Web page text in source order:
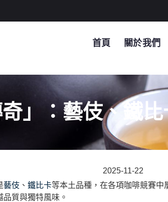
首頁 關於我們
」：藝伎、鐵
2025-11-22
藝伎 、 鐵比卡等本土品種，在各項咖啡競賽中
質與獨特風味。